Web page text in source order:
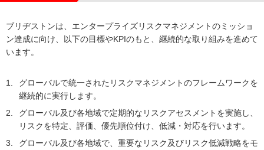
ブリヂストンは、エンタープライズリスクマネジメントのミッショ
ン達成に向け、以下の目標やKPIのもと、継続的な取り組みを進めて
います。
1.
グローバルで統一されたリスクマネジメントのフレームワークを
継続的に実行します。
2.
グローバル及び各地域で定期的なリスクアセスメントを実施し、
リスクを特定、評価、優先順位付け、低減・対応を行います。
3.
グローバル及び各地域で、重要なリスク及びリスク低減戦略をモ